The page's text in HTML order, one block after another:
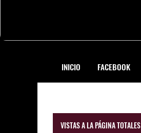
INICIO FACEBOOK
VISTAS A LA PÁGINA TOTALES